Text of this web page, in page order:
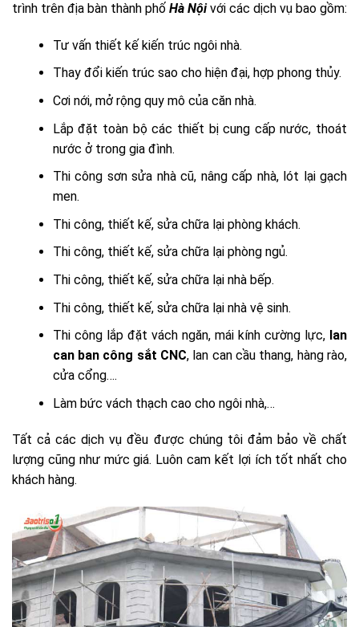
trình trên địa bàn thành phố Hà Nộivới các dịch vụ bao gồm:
Tư vấn thiết kế kiến trúc ngôi nhà.
Thay đổi kiến trúc sao cho hiện đại, hợp phong thủy.
Cơi nới, mở rộng quy mô của căn nhà.
Lắp đặt toàn bộ các thiết bị cung cấp nước, thoát
nước ở trong gia đình.
Thi công sơn sửa nhà cũ, nâng cấp nhà, lót lại gạch
men.
Thi công, thiết kế, sửa chữa lại phòng khách.
Thi công, thiết kế, sửa chữa lại phòng ngủ.
Thi công, thiết kế, sửa chữa lại nhà bếp.
Thi công, thiết kế, sửa chữa lại nhà vệ sinh.
Thi công lắp đặt vách ngăn, mái kính cường lực, lan
can ban công sắt CNC, lan can cầu thang, hàng rào,
cửa cổng….
Làm bức vách thạch cao cho ngôi nhà,…
Tất cả các dịch vụ đều được chúng tôi đảm bảo về chất
lượng cũng như mức giá. Luôn cam kết lợi ích tốt nhất cho
khách hàng.